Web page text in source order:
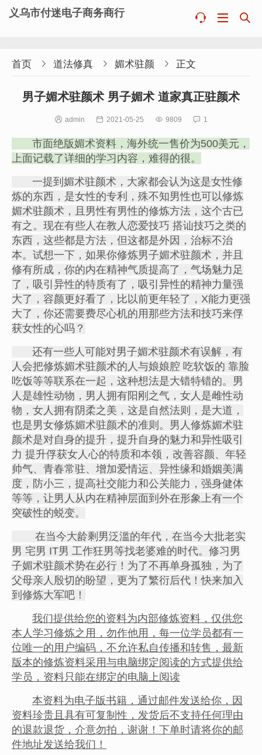
义乌市付迷电子商务商行 


首页  道法修真  媚术驻颜  正文
男子媚术驻颜术 男子媚术 道家真正驻颜术
 admin  2021-05-25  9809  1
市面绝版媚术资料，海外统一售价为500美元，
上面记载了详细的学习内容，难得的很。
一提到媚术驻颜术，大家都会认为这是女性修
炼的东西，是女性的专利，殊不知男性也可以修炼
媚术驻颜术，且男性有男性的修炼方法，这个古已
有之。现在有些人在教人恋爱技巧 搭讪技巧之类的
东西，这些都是方法，但这都是外因，治标不治
本。试想一下，如果你修炼男子媚术驻颜术，并且
修有所成，你的内在精神气质提高了，气场魅力足
了，吸引异性的特质有了，吸引异性的精神力量强
大了，容颜更好看了，比以前更年轻了，X能力更强
大了，你还需要费尽心机的用那些方法和技巧来俘
获女性的心吗？
还有一些人可能对男子媚术驻颜术有误解，有
人会把修炼媚术驻颜术的人与娘娘腔 吃软饭的 靠脸
吃饭等等联系在一起，这种想法是大错特错的。男
人是雄性动物，男人拥有阳刚之气，女人是雌性动
物，女人拥有阴柔之美，这是自然法则，是大道，
也是男女修炼媚术驻颜术的准则。男人修炼媚术驻
颜术是对自身的提升，提升自身的魅力和异性吸引
力 提升俘获女人心的特质和本领，改善容颜、年轻
帅气、青春常驻、增加爱情运、异性缘和婚姻美满
度，防小三，提高社交能力和公关能力，强身健体
等等，让男人从内在精神层面到外在形象上有一个
突破性的蜕变。
在当今大龄剩男泛滥的年代，在当今大批老实
男 宅男 IT男 工作狂男等找老婆难的时代。修习男
子媚术驻颜术势在必行！为了不再单身孤独，为了
父母亲人殷切的盼望，更为了繁衍后代！快来加入
到修炼大军吧！
我们提供给您的资料为内部修炼资料，仅供您
本人学习修炼之用，勿作他用，每一位学员都有一
位唯一的用户编码，不允许私自传播和转售，最新
版本的修炼资料采用与电脑绑定阅读的方式提供给
学员，资料只能在绑定的电脑上阅读
本资料为电子版书籍，通过邮件发送给你，因
资料珍贵且具有可复制性，发货后不支持任何理由
的退款退货，介意勿拍，谢谢！下单时请将你的邮
件地址发送给我们！